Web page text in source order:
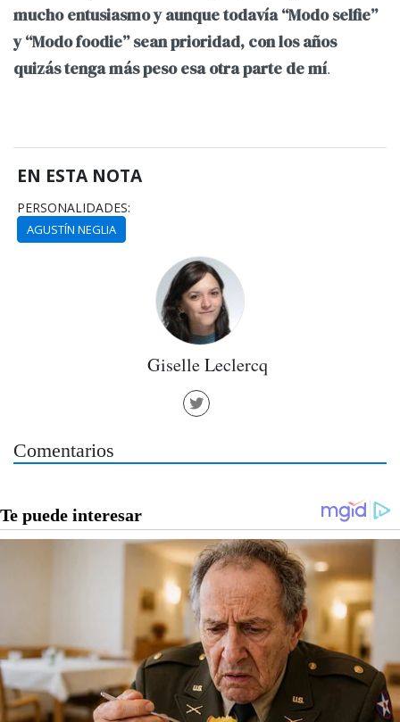
mucho entusiasmo y aunque todavía “Modo selfie”
y “Modo foodie” sean prioridad, con los años
quizás tenga más peso esa otra parte de mí.
EN ESTA NOTA
PERSONALIDADES:
AGUSTÍN NEGLIA
Giselle Leclercq
Comentarios